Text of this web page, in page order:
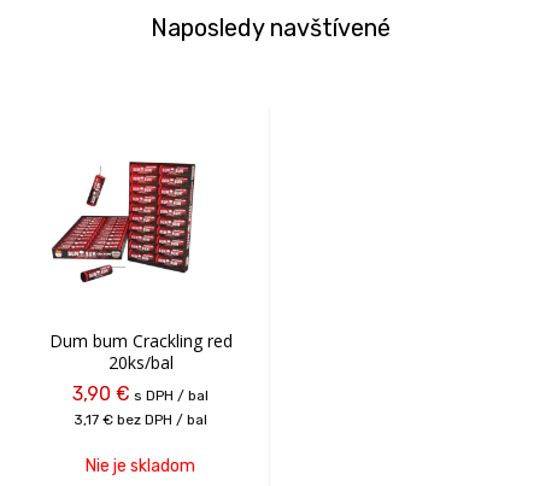
Naposledy navštívené
Dum bum Crackling red
20ks/bal
3,90 € s DPH / bal
3,17 € bez DPH / bal
Nie je skladom